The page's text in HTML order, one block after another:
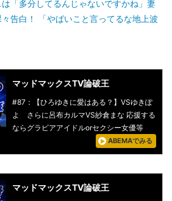
「多分してるんじゃないですかね」妻
告白！ 「やばいこと言ってるな地上波
マッドマックスTV論破王
#87：【ひろゆきに愛はある？】VSゆきぽ
よ さらに呂布カルマVS紗倉まな 応援する
ならグラビアアイドルorセクシー女優等
ABEMAでみる
マッドマックスTV論破王